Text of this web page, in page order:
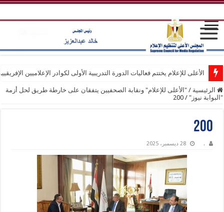
الأعلى للإعلام يختتم فعاليات الدورة التدريبية الأولى لكوادر الإعلاميين
الرئيسية / "الأعلى للإعلام" ونقابة الصحفيين يتفقان على خارطة طريق لحل أزمة
"البوابة نيوز" /
200
200
. 28 ديسمبر، 2025